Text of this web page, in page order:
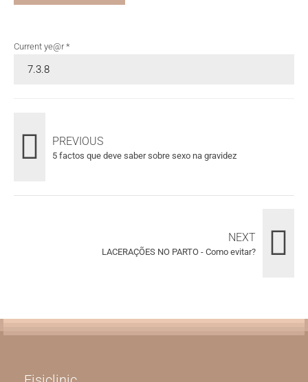
Current ye@r*
PREVIOUS
5 factos que deve saber sobre sexo na gravidez
NEXT
LACERAÇÕES NO PARTO - Como evitar?